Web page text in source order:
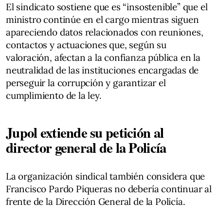
El sindicato sostiene que es “insostenible” que el
ministro continúe en el cargo mientras siguen
apareciendo datos relacionados con reuniones,
contactos y actuaciones que, según su
valoración, afectan a la confianza pública en la
neutralidad de las instituciones encargadas de
perseguir la corrupción y garantizar el
cumplimiento de la ley.
Jupol extiende su petición al
director general de la Policía
La organización sindical también considera que
Francisco Pardo Piqueras no debería continuar al
frente de la Dirección General de la Policía.